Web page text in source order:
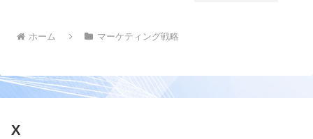
ホーム マーケティング戦略
X